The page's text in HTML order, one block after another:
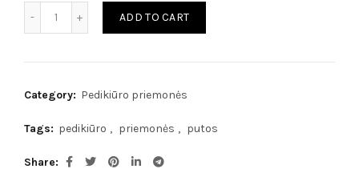
ADD TO CART
Category: Pedikiūro priemonės
Tags: pedikiūro , priemonės , putos
Share